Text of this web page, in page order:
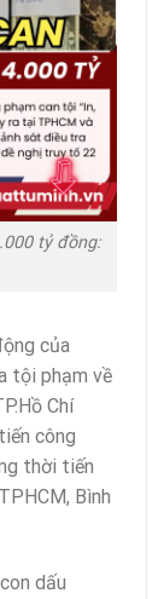
tỷ đồng:
của
tội phạm về
Chí
công
thời tiến
Bình
dấu